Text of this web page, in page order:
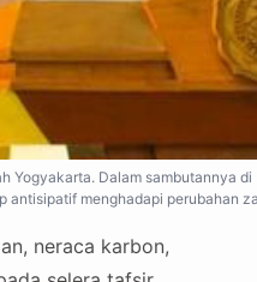
Dalam sambutannya
menghadapi perubahan
neraca karbon,